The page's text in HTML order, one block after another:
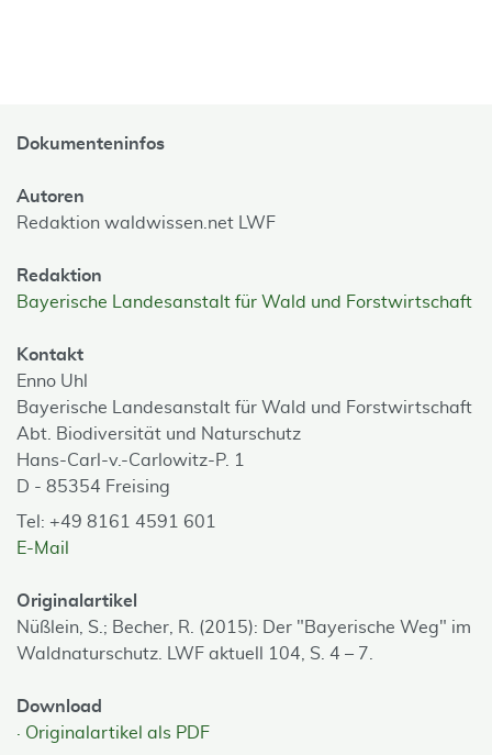
Dokumenteninfos
Autoren
Redaktion waldwissen.net LWF
Redaktion
Bayerische Landesanstalt für Wald und Forstwirtschaft
Kontakt
Enno Uhl
Bayerische Landesanstalt für Wald und Forstwirtschaft
Abt. Biodiversität und Naturschutz
Hans-Carl-v.-Carlowitz-P. 1
D - 85354 Freising
Tel: +49 8161 4591 601
E-Mail
Originalartikel
Nüßlein, S.; Becher, R. (2015): Der "Bayerische Weg" im
Waldnaturschutz. LWF aktuell 104, S. 4 – 7.
Download
Originalartikel als PDF